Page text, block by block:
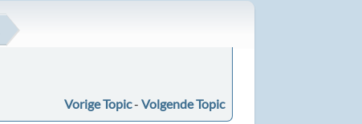
Vorige Topic- Volgende Topic